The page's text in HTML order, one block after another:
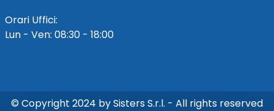
Orari Uffici:
Lun - Ven: 08:30 - 18:00
© Copyright 2024 by Sisters S.r.l. - All rights reserved